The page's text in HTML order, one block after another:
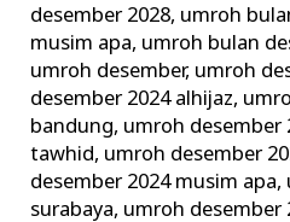
desember 2028, umroh
musim apa, umroh bulan
umroh desember, umroh
desember 2024 alhijaz,
bandung, umroh desember
tawhid, umroh desember
desember 2024 musim apa,
surabaya, umroh desember